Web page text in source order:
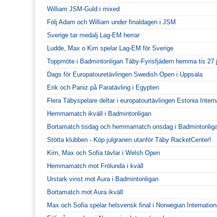
William JSM-Guld i mixed
Följ Adam och William under finaldagen i JSM
Sverige tar medalj Lag-EM herrar
Ludde, Max o Kim spelar Lag-EM för Sverige
Toppmöte i Badmintonligan Täby-Fyrisfjädern hemma tis 27
Dags för Europatouretävlingen Swedish Open i Uppsala
Erik och Paniz på Paratävling i Egypten
Flera Täbyspelare deltar i europatourtävlingen Estonia
Hemmamatch ikväll i Badmintonligan
Bortamatch tisdag och hemmamatch onsdag i
Stötta klubben - Köp julgranen utanför Täby RacketCenter!
Kim, Max och Sofia tävlar i Welsh Open
Hemmamatch mot Frölunda i kväll
Urstark vinst mot Aura i Badmintonligan
Bortamatch mot Aura ikväll
Max och Sofia spelar helsvensk final i Norwegian